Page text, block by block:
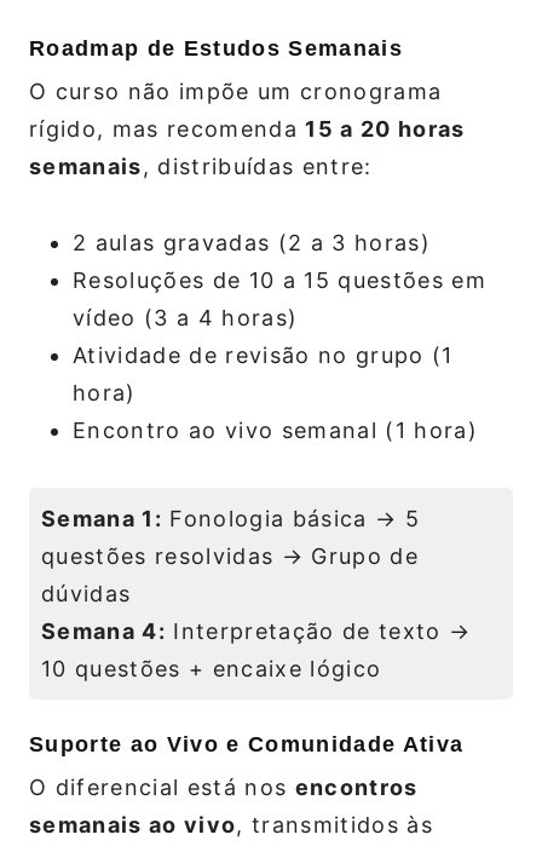
Roadmap de Estudos Semanais
O curso não impõe um cronograma
rígido, mas recomenda 15 a 20 horas
semanais, distribuídas entre:
2 aulas gravadas (2 a 3 horas)
Resoluções de 10 a 15 questões em
vídeo (3 a 4 horas)
Atividade de revisão no grupo (1
hora)
Encontro ao vivo semanal (1 hora)
Semana 1: Fonologia básica → 5
questões resolvidas → Grupo de
dúvidas
Semana 4: Interpretação de texto →
10 questões + encaixe lógico
Suporte ao Vivo e Comunidade Ativa
O diferencial está nos encontros
semanais ao vivo, transmitidos às